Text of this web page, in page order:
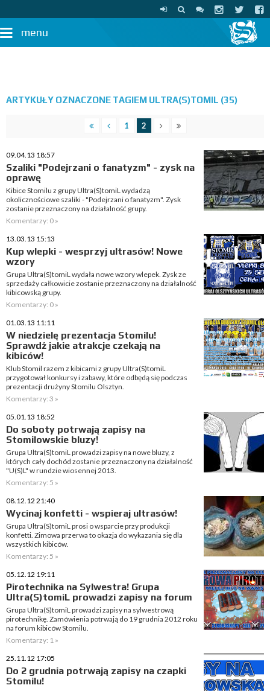
menu
ARTYKUŁY OZNACZONE TAGIEM ULTRA(S)TOMIL (35)
1 2
09.04.13 18:57
Szaliki "Podejrzani o fanatyzm" - zysk na
oprawę
Kibice Stomilu z grupy Ultra(S)tomiL wydadzą
okolicznościowe szaliki - "Podejrzani o fanatyzm". Zysk
zostanie przeznaczony na działalność grupy.
Komentarzy: 0 »
13.03.13 15:13
Kup wlepki - wesprzyj ultrasów! Nowe
wzory
Grupa Ultra(S)tomiL wydała nowe wzory wlepek. Zysk ze
sprzedaży całkowicie zostanie przeznaczony na działalność
kibicowską grupy.
Komentarzy: 0 »
01.03.13 11:11
W niedzielę prezentacja Stomilu!
Sprawdź jakie atrakcje czekają na
kibiców!
Klub Stomil razem z kibicami z grupy Ultra(S)tomiL
przygotował konkursy i zabawy, które odbędą się podczas
prezentacji drużyny Stomilu Olsztyn.
Komentarzy: 3 »
05.01.13 18:52
Do soboty potrwają zapisy na
Stomilowskie bluzy!
Grupa Ultra(S)tomiL prowadzi zapisy na nowe bluzy, z
których cały dochód zostanie przeznaczony na działalność
"U(S)L" w rundzie wiosennej 2013.
Komentarzy: 5 »
08.12.12 21:40
Wycinaj konfetti - wspieraj ultrasów!
Grupa Ultra(S)tomiL prosi o wsparcie przy produkcji
konfetti. Zimowa przerwa to okazja do wykazania się dla
wszystkich kibiców.
Komentarzy: 5 »
05.12.12 19:11
Pirotechnika na Sylwestra! Grupa
Ultra(S)tomiL prowadzi zapisy na forum
Grupa Ultra(S)tomiL prowadzi zapisy na sylwestrową
pirotechnikę. Zamówienia potrwają do 19 grudnia 2012 roku
na forum kibiców Stomilu.
Komentarzy: 1 »
25.11.12 17:05
Do 2 grudnia potrwają zapisy na czapki
Stomilu!